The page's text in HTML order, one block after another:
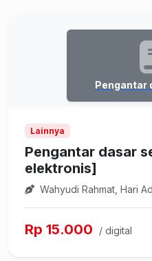
Pengantar
Lainnya
Pengantar dasar
elektronis]
Wahyudi Rahmat, Hari
Rp 15.000 / digital